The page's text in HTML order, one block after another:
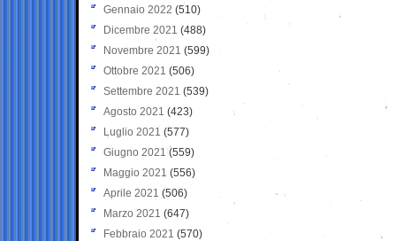
Gennaio 2022 (510)
Dicembre 2021 (488)
Novembre 2021 (599)
Ottobre 2021 (506)
Settembre 2021 (539)
Agosto 2021 (423)
Luglio 2021 (577)
Giugno 2021(559)
Maggio 2021 (556)
Aprile 2021 (506)
Marzo 2021 (647)
Febbraio 2021 (570)